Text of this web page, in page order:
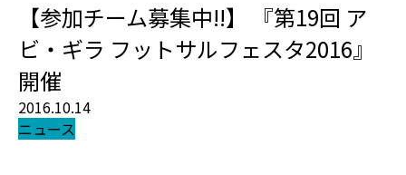
【参加チーム募集中!!】 『第19回 ア
ビ・ギラ フットサルフェスタ2016』
開催
2016.10.14
ニュース